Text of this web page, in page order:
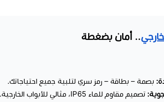
.. أمان بضغطة
بصمة – بطاقة – رمز سري لتلبية جميع احتياجاتك.
تصميم مقاوم للماء IP65، مثالي للأبواب الخارجية.